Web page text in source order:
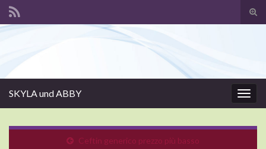
SKYLA und ABBY
Ceftin generico prezzo più basso